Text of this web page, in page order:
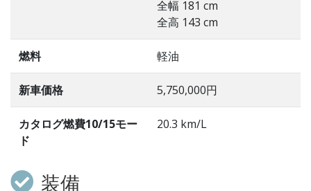
全幅 181 cm
全高 143 cm
燃料 軽油
新車価格 5,750,000円
カタログ燃費10/15モー
ド
20.3 km/L
装備